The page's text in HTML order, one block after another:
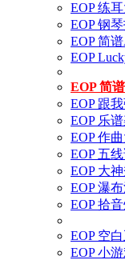
EOP 练
EOP 钢
EOP 简
EOP
EOP 简
EOP 跟
EOP 乐
EOP 作
EOP 五
EOP 大
EOP 瀑
EOP 拾
EOP 空
EOP 小